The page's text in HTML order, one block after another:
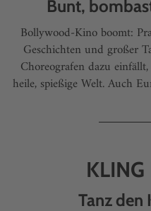
Bunt,
Bollywood-Kino boomt:
Geschichten und großer
Choreografen dazu
heile, spießige Welt. Auch
KLING
Tanz den